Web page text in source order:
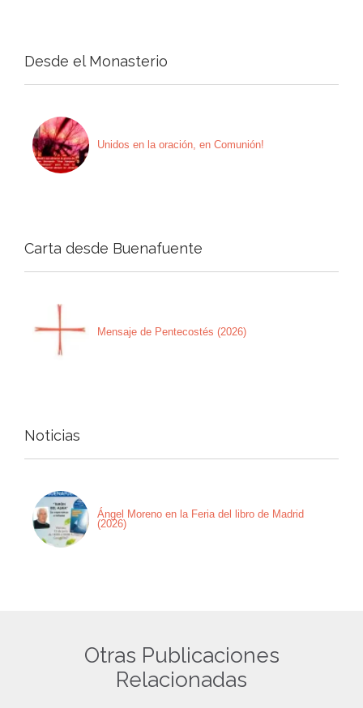
Desde el Monasterio
Unidos en la oración, en Comunión!
Carta desde Buenafuente
Mensaje de Pentecostés (2026)
Noticias
Ángel Moreno en la Feria del libro de Madrid
(2026)
Otras Publicaciones
Relacionadas